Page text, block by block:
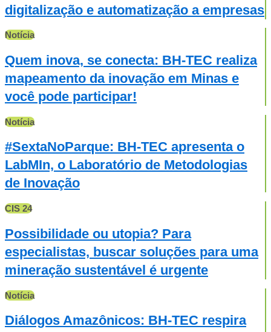
digitalização e automatização a empresas
Notícia
Quem inova, se conecta: BH-TEC realiza
mapeamento da inovação em Minas e
você pode participar!
Notícia
#SextaNoParque: BH-TEC apresenta o
LabMIn, o Laboratório de Metodologias
de Inovação
CIS 24
Possibilidade ou utopia? Para
especialistas, buscar soluções para uma
mineração sustentável é urgente
Notícia
Diálogos Amazônicos: BH-TEC respira